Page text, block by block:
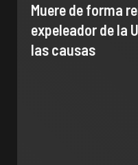
Muere de forma
expeleador de la
las causas